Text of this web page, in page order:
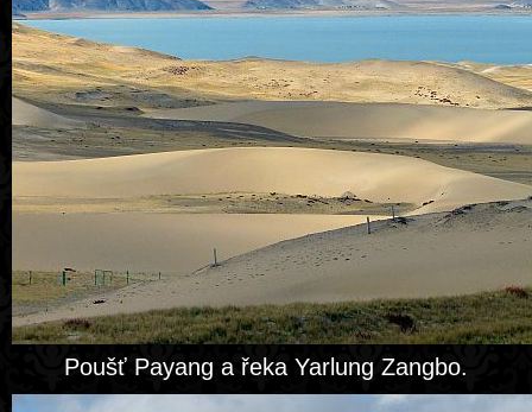
Poušť Payang a řeka Yarlung Zangbo.